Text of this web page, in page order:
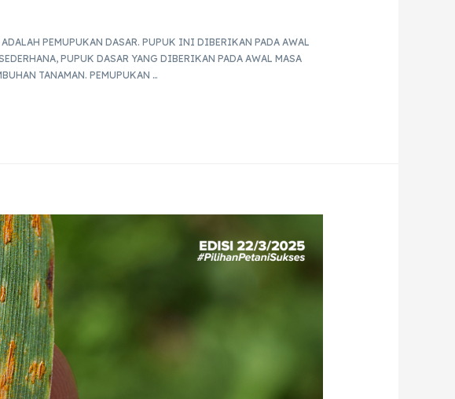
PEMUPUKAN DASAR. PUPUK INI DIBERIKAN PADA AWAL
PUPUK DASAR YANG DIBERIKAN PADA AWAL MASA
TANAMAN. PEMUPUKAN …